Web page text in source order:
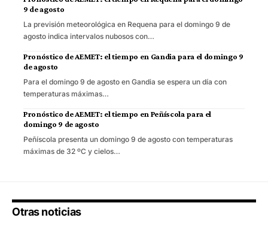
9 de agosto
La previsión meteorológica en Requena para el domingo 9 de
agosto indica intervalos nubosos con…
Pronóstico de AEMET: el tiempo en Gandia para el domingo 9
de agosto
Para el domingo 9 de agosto en Gandia se espera un día con
temperaturas máximas…
Pronóstico de AEMET: el tiempo en Peñíscola para el
domingo 9 de agosto
Peñíscola presenta un domingo 9 de agosto con temperaturas
máximas de 32 ºC y cielos…
Otras noticias